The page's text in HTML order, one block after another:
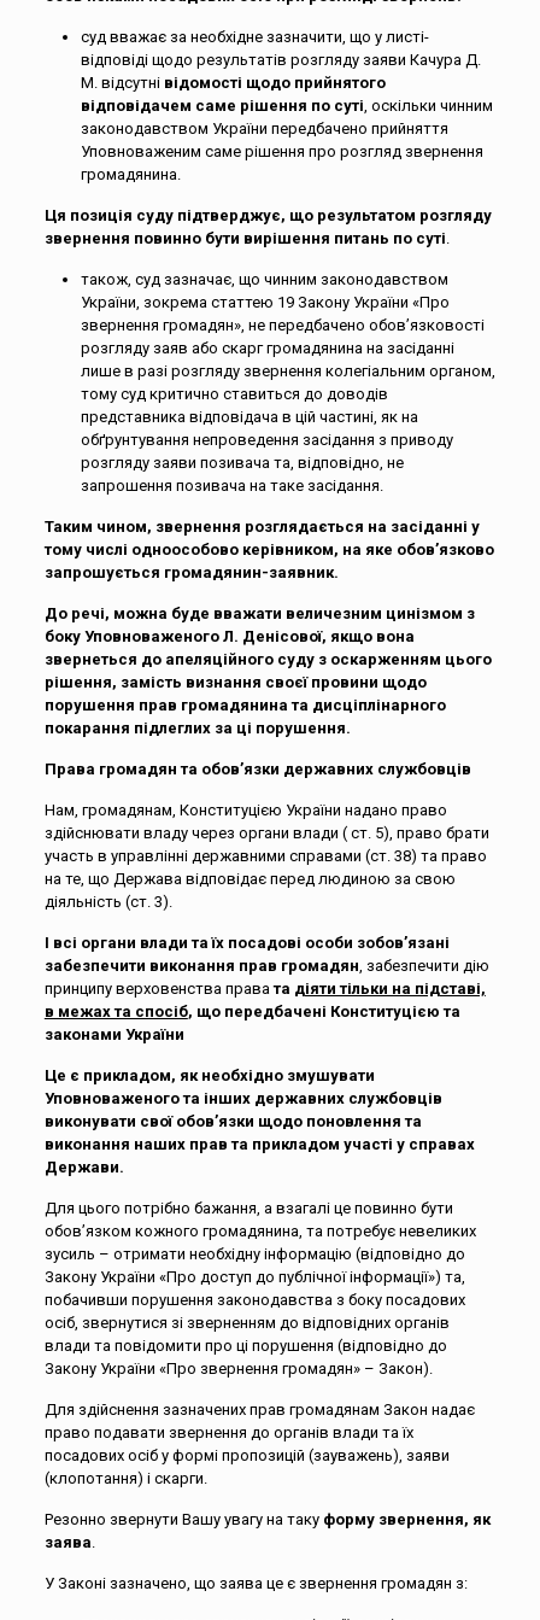
суд вважає за необхідне зазначити, що у листі-
відповіді щодо результатів розгляду заяви Качура Д.
М. відсутні відомості щодо прийнятого
відповідачем саме рішення по суті , оскільки чинним
законодавством України передбачено прийняття
Уповноваженим саме рішення про розгляд звернення
громадянина.
Ця позиція суду підтверджує, що результатом розгляду
звернення повинно бути вирішення питань по суті
також, суд зазначає, що чинним законодавством
України, зокрема статтею 19 Закону України «Про
звернення громадян», не передбачено обов’язковості
розгляду заяв або скарг громадянина на засіданні
лише в разі розгляду звернення колегіальним органом,
тому суд критично ставиться до доводів
представника відповідача в цій частині, як на
обґрунтування непроведення засідання з приводу
розгляду заяви позивача та, відповідно, не
запрошення позивача на таке засідання.
Таким чином, звернення розглядається на засіданні у
тому числі одноособово керівником, на яке обов’язково
запрошується громадянин-заявник.
До речі, можна буде вважати величезним цинізмом з
боку Уповноваженого Л. Денісової, якщо вона
звернеться до апеляційного суду з оскарженням цього
рішення, замість визнання своєї провини щодо
порушення прав громадянина та дисціплінарного
покарання підлеглих за ці порушення.
Права громадян та обов’язки державних службовців
Нам, громадянам, Конституцією України надано право
здійснювати владу через органи влади ( ст. 5), право брати
участь в управлінні державними справами (ст. 38) та право
на те, що Держава відповідає перед людиною за свою
діяльність (ст. 3).
І всі органи влади та їх посадові особи зобов’язані
забезпечити виконання прав громадян , забезпечити дію
принципу верховенства права та діяти тільки на підставі,
в межах та спосіб, що передбачені Конституцією та
законами України
Це є прикладом, як необхідно змушувати
Уповноваженого та інших державних службовців
виконувати свої обов’язки щодо поновлення та
виконання наших прав та прикладом участі у справах
Держави.
Для цього потрібно бажання, а взагалі це повинно бути
обов’язком кожного громадянина, та потребує невеликих
зусиль – отримати необхідну інформацію (відповідно до
Закону України «Про доступ до публічної інформації») та,
побачивши порушення законодавства з боку посадових
осіб, звернутися зі зверненням до відповідних органів
влади та повідомити про ці порушення (відповідно до
Закону України «Про звернення громадян» – Закон).
Для здійснення зазначених прав громадянам Закон надає
право подавати звернення до органів влади та їх
посадових осіб у формі пропозицій (зауважень), заяви
(клопотання) і скарги.
Резонно звернути Вашу увагу на таку форму звернення, як
заява
У Законі зазначено, що заява це є звернення громадян з: